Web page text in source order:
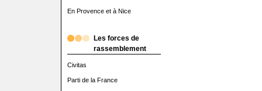
En Provence et à Nice
Les forces de
rassemblement
Civitas
Parti de la France